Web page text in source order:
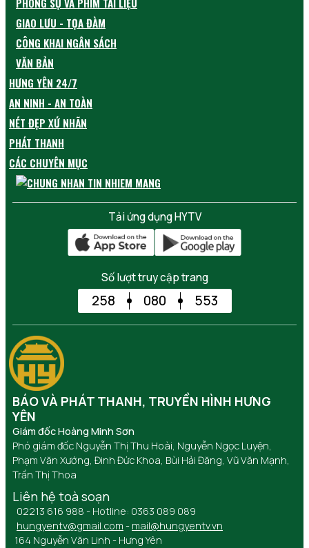
GIAO LƯU - TỌA ĐÀM
CÔNG KHAI NGÂN SÁCH
VĂN BẢN
HƯNG YÊN 24/7
AN NINH - AN TOÀN
NÉT ĐẸP XỨ NHÃN
PHÁT THANH
CÁC CHUYÊN MỤC
Tải ứng dụng HYTV
Số lượt truy cập trang
258 080 553
BÁO VÀ PHÁT THANH, TRUYỀN HÌNH HƯNG
YÊN
Giám đốc Hoàng Minh Sơn
Phó giám đốc Nguyễn Thị Thu Hoài, Nguyễn Ngọc Luyện,
Phạm Văn Xướng, Đinh Đức Khoa, Bùi Hải Đăng, Vũ Văn Mạnh,
Trần Thị Thoa
Liên hệ toà soạn
02213 616 988 - Hotline: 0363 089 089
hungyentv@gmail.com - mail@hungyentv.vn
164 Nguyễn Văn Linh - Hưng Yên